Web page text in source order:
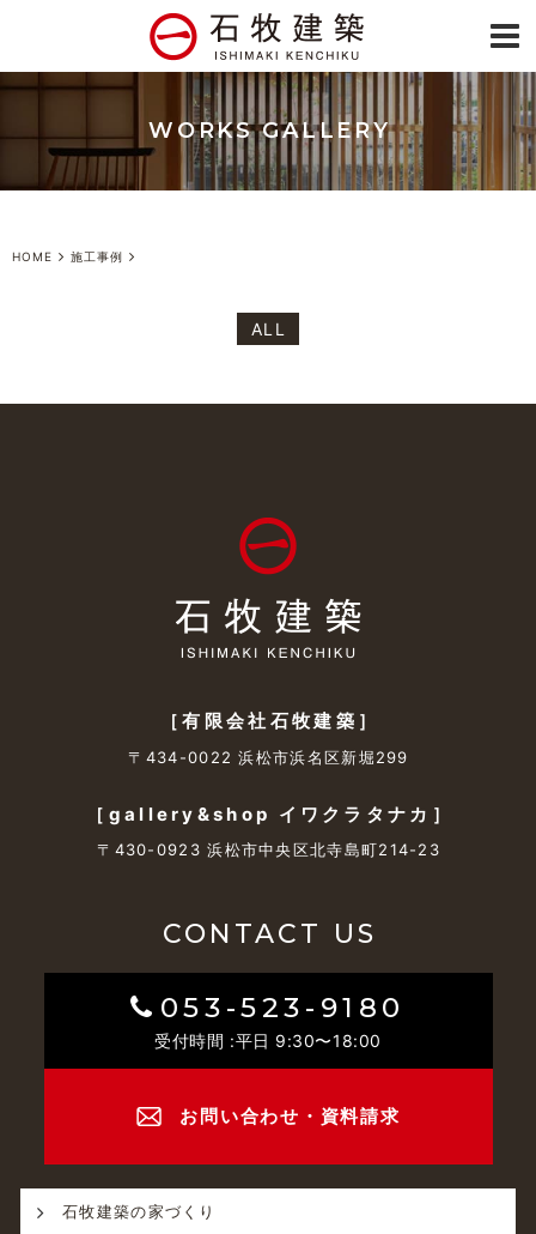
WORKS GALLERY
HOME 施工事例
ALL
［有限会社石牧建築］
〒434-0022 浜松市浜名区新堀299
［gallery&shop イワクラタナカ］
〒430-0923 浜松市中央区北寺島町214-23
CONTACT US
053-523-9180
受付時間 :平日 9:30〜18:00
お問い合わせ・資料請求
石牧建築の家づくり